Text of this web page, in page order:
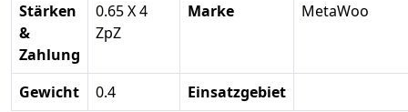
Stärken
&
Zahlung
0.65 X 4
ZpZ
Marke MetaWoo
Gewicht 0.4 Einsatzgebiet